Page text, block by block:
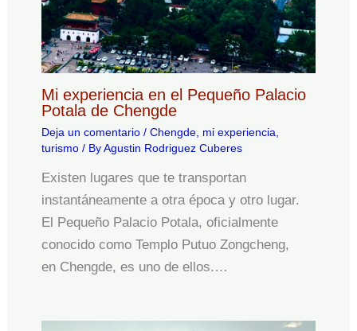
Mi experiencia en el Pequeño Palacio
Potala de Chengde
Deja un comentario / Chengde, mi experiencia
turismo/ ByAgustin Rodriguez Cuberes
Existen lugares que te transportan
instantáneamente a otra época y otro lugar.
El Pequeño Palacio Potala, oficialmente
conocido como Templo Putuo Zongcheng,
en Chengde, es uno de ellos.…